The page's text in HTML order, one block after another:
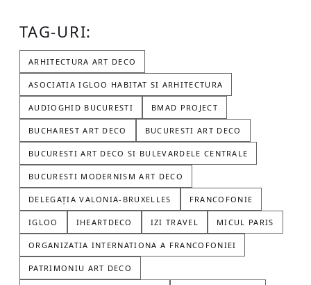
TAG-URI:
ARHITECTURA ART DECO
ASOCIATIA IGLOO HABITAT SI ARHITECTURA
AUDIOGHID BUCURESTI BMAD PROJECT
BUCHAREST ART DECO BUCURESTI ART DECO
BUCURESTI ART DECO SI BULEVARDELE CENTRALE
BUCURESTI MODERNISM ART DECO
DELEGAȚIA VALONIA-BRUXELLES FRANCOFONIE
IGLOO IHEARTDECO IZI TRAVEL MICUL PARIS
ORGANIZATIA INTERNATIONA A FRANCOFONIEI
PATRIMONIU ART DECO